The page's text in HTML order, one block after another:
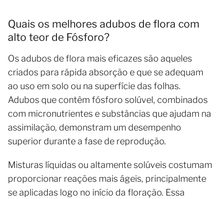
Quais os melhores adubos de flora com
alto teor de Fósforo?
Os adubos de flora mais eficazes são aqueles
criados para rápida absorção e que se adequam
ao uso em solo ou na superfície das folhas.
Adubos que contêm fósforo solúvel, combinados
com micronutrientes e substâncias que ajudam na
assimilação, demonstram um desempenho
superior durante a fase de reprodução.
Misturas líquidas ou altamente solúveis costumam
proporcionar reações mais ágeis, principalmente
se aplicadas logo no início da floração. Essa